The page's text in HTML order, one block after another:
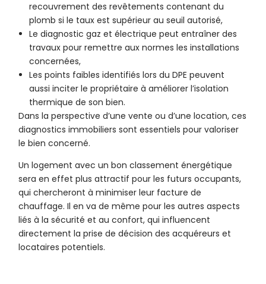
recouvrement des revêtements contenant du
plomb si le taux est supérieur au seuil autorisé,
Le diagnostic gaz et électrique peut entraîner des
travaux pour remettre aux normes les installations
concernées,
Les points faibles identifiés lors du DPE peuvent
aussi inciter le propriétaire à améliorer l’isolation
thermique de son bien.
Dans la perspective d’une vente ou d’une location, ces
diagnostics immobiliers sont essentiels pour valoriser
le bien concerné.
Un logement avec un bon classement énergétique
sera en effet plus attractif pour les futurs occupants,
qui chercheront à minimiser leur facture de
chauffage. Il en va de même pour les autres aspects
liés à la sécurité et au confort, qui influencent
directement la prise de décision des acquéreurs et
locataires potentiels.